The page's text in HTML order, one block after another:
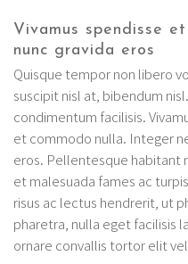
Vivamus spendisse
nunc gravida eros
Quisque tempor non libero
suscipit nisl at, bibendum
condimentum facilisis.
et commodo nulla. Integer
eros. Pellentesque habitant
et malesuada fames ac
risus ac lectus hendrerit, ut
pharetra, nulla eget facilisis
ornare convallis tortor elit